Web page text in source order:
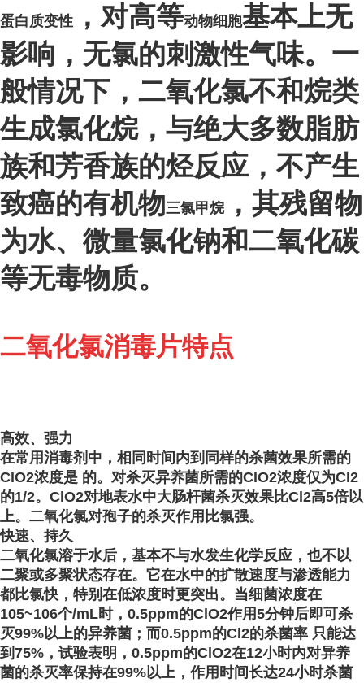
蛋白质变性 ，对高等动物细胞基本上无
影响，无氯的刺激性气味。一
般情况下，二氧化氯不和烷类
生成氯化烷，与绝大多数脂肪
族和芳香族的烃反应，不产生
致癌的有机物三氯甲烷，其残留物
为水、微量氯化钠和二氧化碳
等无毒物质。
二氧化氯消毒片特点
高效、强力
在常用消毒剂中，相同时间内到同样的杀菌效果所需的
ClO2浓度是 的。对杀灭异养菌所需的ClO2浓度仅为Cl2
的1/2。ClO2对地表水中大肠杆菌杀灭效果比Cl2高5倍以
上。二氧化氯对孢子的杀灭作用比氯强。
快速、持久
二氧化氯溶于水后，基本不与水发生化学反应，也不以
二聚或多聚状态存在。它在水中的扩散速度与渗透能力
都比氯快，特别在低浓度时更突出。当细菌浓度在
105~106个/mL时，0.5ppm的ClO2作用5分钟后即可杀
灭99%以上的异养菌；而0.5ppm的Cl2的杀菌率 只能达
到75%，试验表明，0.5ppm的ClO2在12小时内对异养
菌的杀灭率保持在99%以上，作用时间长达24小时杀菌